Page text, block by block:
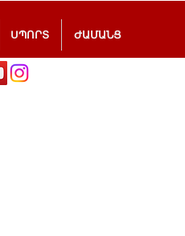
ՍՊՈՐՏ ԺԱՄԱՆՑ